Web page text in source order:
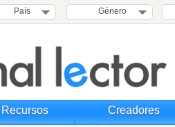
País Género
Recursos Creadores